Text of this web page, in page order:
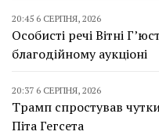
20:45 6 СЕРПНЯ, 2026
Особисті речі Вітні
благодійному аукціоні
20:37 6 СЕРПНЯ, 2026
Трамп спростував
Піта Гегсета